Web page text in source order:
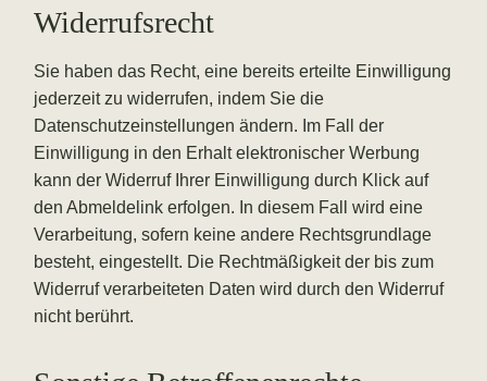
Widerrufsrecht
Sie haben das Recht, eine bereits erteilte Einwilligung
jederzeit zu widerrufen, indem Sie die
Datenschutzeinstellungen ändern. Im Fall der
Einwilligung in den Erhalt elektronischer Werbung
kann der Widerruf Ihrer Einwilligung durch Klick auf
den Abmeldelink erfolgen. In diesem Fall wird eine
Verarbeitung, sofern keine andere Rechtsgrundlage
besteht, eingestellt. Die Rechtmäßigkeit der bis zum
Widerruf verarbeiteten Daten wird durch den Widerruf
nicht berührt.